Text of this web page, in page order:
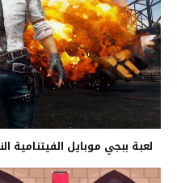
لعبة ببجي موبايل الفيتنامية